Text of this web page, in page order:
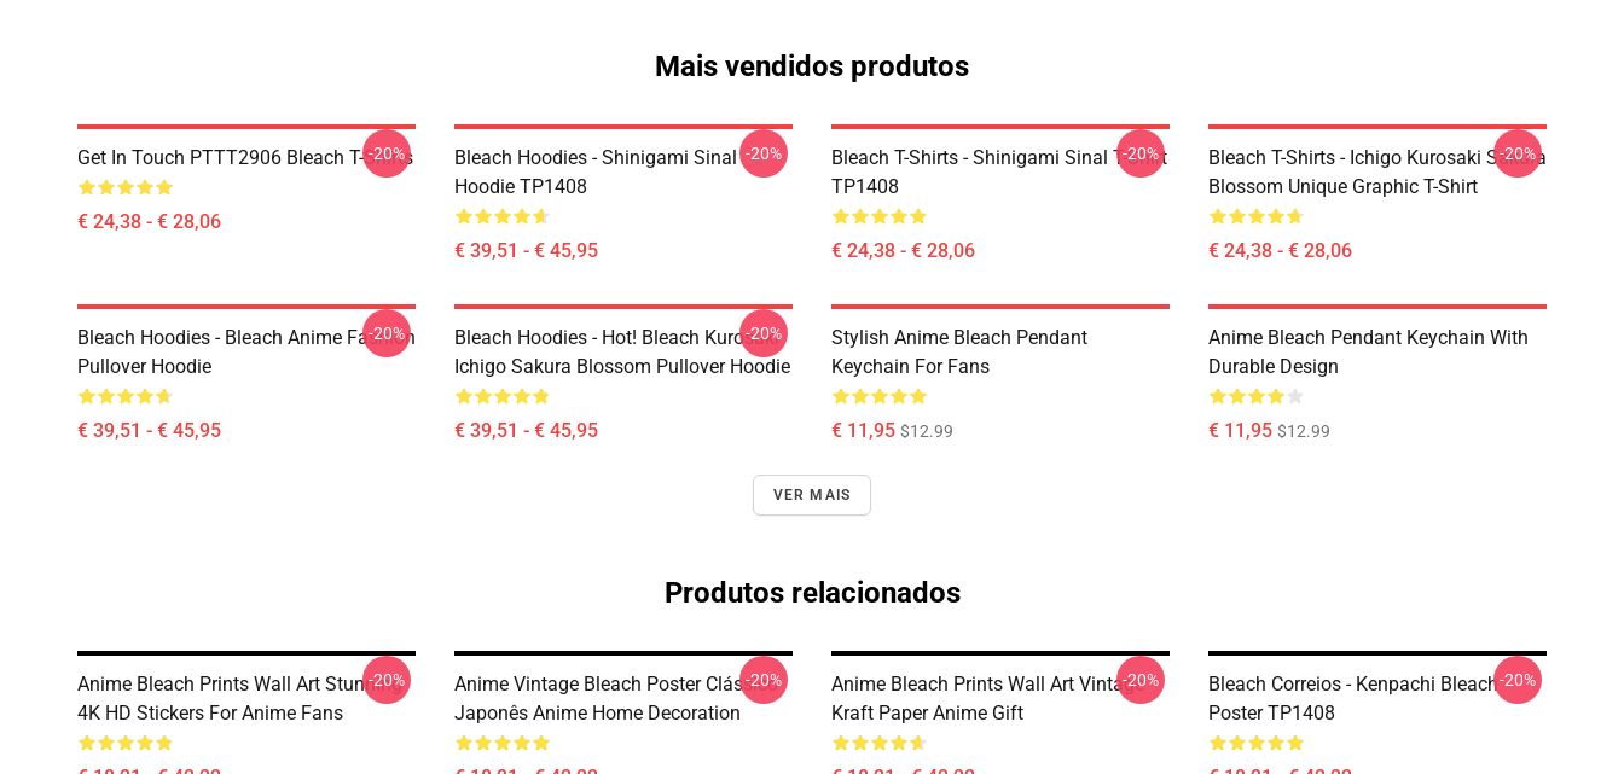
Mais vendidos produtos
Get In Touch PTTT2906 Bleach T-Shirts
€ 24,38 - € 28,06
-20%
Bleach Hoodies - Shinigami Sinal
Hoodie TP1408
€ 39,51 - € 45,95
-20%
Bleach T-Shirts - Shinigami Sinal T-Shirt
TP1408
€ 24,38 - € 28,06
-20%
Bleach T-Shirts - Ichigo Kurosaki Sakura
Blossom Unique Graphic T-Shirt
€ 24,38 - € 28,06
-20%
Bleach Hoodies - Bleach Anime Fashion
Pullover Hoodie
€ 39,51 - € 45,95
-20%
Bleach Hoodies - Hot! Bleach Kurosaki
Ichigo Sakura Blossom Pullover Hoodie
€ 39,51 - € 45,95
-20%
Stylish Anime Bleach Pendant
Keychain For Fans
€ 11,95 $12.99
Anime Bleach Pendant Keychain With
Durable Design
€ 11,95 $12.99
VER MAIS
Produtos relacionados
Anime Bleach Prints Wall Art Stunning
4K HD Stickers For Anime Fans
-20%
Anime Vintage Bleach Poster Clássico
Japonês Anime Home Decoration
-20%
Anime Bleach Prints Wall Art Vintage
Kraft Paper Anime Gift
-20%
Bleach Correios - Kenpachi Bleach
Poster TP1408
-20%